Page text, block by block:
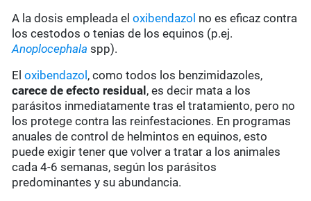
A la dosis empleada eloxibendazol no es eficaz contra
los cestodos o tenias de los equinos (p.ej.
Anoplocephala spp).
Eloxibendazol , como todos los benzimidazoles,
carece de efecto residual , es decir mata a los
parásitos inmediatamente tras el tratamiento, pero no
los protege contra las reinfestaciones. En programas
anuales de control de helmintos en equinos, esto
puede exigir tener que volver a tratar a los animales
cada 4-6 semanas, según los parásitos
predominantes y su abundancia.